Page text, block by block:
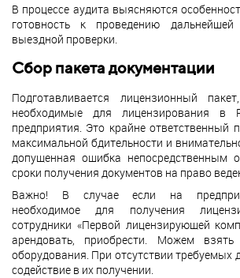
В процессе аудита выясняются
готовность к проведению
выездной проверки.
Сбор пакета документации
Подготавливается лицензионный
необходимые для лицензирования в
предприятия. Это крайне ответственный
максимальной бдительности и
допущенная ошибка непосредственным
сроки получения документов на право
Важно! В случае если на
необходимое для получения
сотрудники «Первой лицензирующей
арендовать, приобрести. Можем
оборудования. При отсутствии требуемых
содействие в их получении.